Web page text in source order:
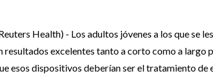
Health) - Los adultos jóvenes a los que se
resultados excelentes tanto a corto como a largo
esos dispositivos deberían ser el tratamiento de